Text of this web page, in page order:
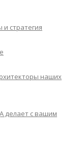
и стратегия
наших
делает с вашим